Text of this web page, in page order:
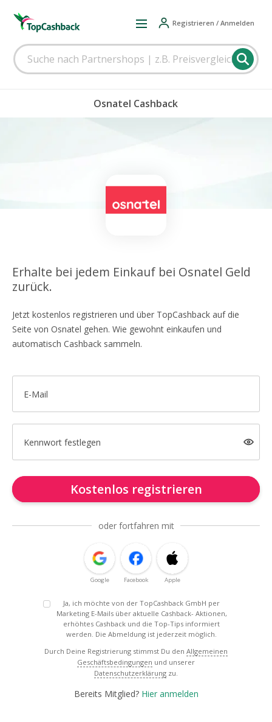
Registrieren / Anmelden
Osnatel Cashback
Erhalte bei jedem Einkauf bei Osnatel Geld
zurück.
Jetzt kostenlos registrieren und über TopCashback auf die
Seite von Osnatel gehen. Wie gewohnt einkaufen und
automatisch Cashback sammeln.
E-Mail
Kennwort festlegen
Kostenlos registrieren
oder fortfahren mit
Google Facebook Apple
Ja, ich möchte von der TopCashback GmbH per
Marketing E-Mails über aktuelle Cashback- Aktionen,
erhöhtes Cashback und die Top-Tips informiert
werden. Die Abmeldung ist jederzeit möglich.
Durch Deine Registrierung stimmst Du den Allgemeinen
Geschäftsbedingungen und unserer
Datenschutzerklärung zu.
Bereits Mitglied? Hier anmelden